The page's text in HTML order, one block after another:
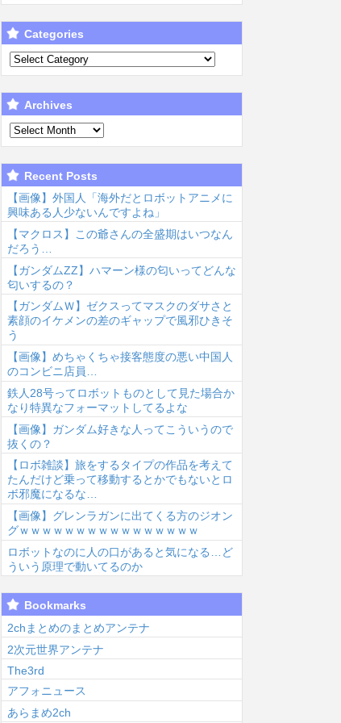
00:37
モン】ナ
モってめ
ちゃヱロ
愛いよ
2026/8/8 00:07
【画像】佐倉綾
いが相変わらず
デカいと話題...
2026/8/7 23:33
【悲報】太鼓の
用料が年間6万
から...
Categories
Archives
Recent Posts
【画像】外国人「海外だとロボットアニメに
興味ある人少ないんですよね」
【マクロス】この爺さんの全盛期はいつなん
だろう…
【ガンダムΖΖ】ハマーン様の匂いってどんな
匂いするの？
【ガンダムＷ】ゼクスってマスクのダサさと
素顔のイケメンの差のギャップで風邪ひきそ
う
【画像】めちゃくちゃ接客態度の悪い中国人
のコンビニ店員…
鉄人28号ってロボットものとして見た場合か
なり特異なフォーマットしてるよな
【画像】ガンダム好きな人ってこういうので
抜くの？
【ロボ雑談】旅をするタイプの作品を考えて
たんだけど乗って移動するとかでもないとロ
ボ邪魔になるな…
【画像】グレンラガンに出てくる方のジオン
グｗｗｗｗｗｗｗｗｗｗｗｗｗｗｗｗ
ロボットなのに人の口があると気になる…ど
ういう原理で動いてるのか
Bookmarks
2chまとめのまとめアンテナ
2次元世界アンテナ
The3rd
アフォニュース
あらまめ2ch